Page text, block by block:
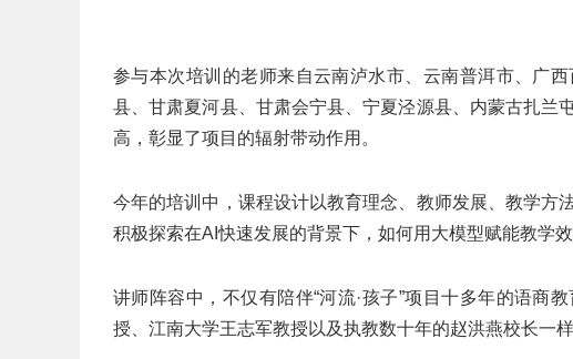
参与本次培训的老师来自云南泸水市、云南普洱市、广
县、甘肃夏河县、甘肃会宁县、宁夏泾源县、内蒙古扎兰
高，彰显了项目的辐射带动作用。
今年的培训中，课程设计以教育理念、教师发展、教学方
积极探索在AI快速发展的背景下，如何用大模型赋能教学
讲师阵容中，不仅有陪伴“河流·孩子”项目十多年的语商
授、江南大学王志军教授以及执教数十年的赵洪燕校长一